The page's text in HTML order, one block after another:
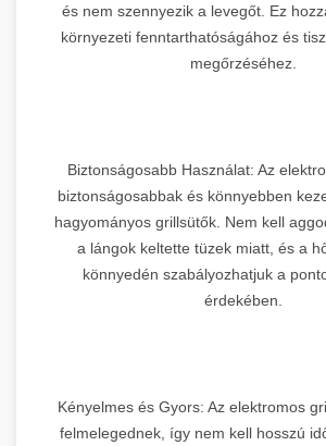
és nem szennyezik a levegőt. Ez
környezeti fenntarthatóságához és
megőrzéséhez.
Biztonságosabb Használat: Az
biztonságosabbak és könnyebben
hagyományos grillsütők. Nem kell
a lángok keltette tüzek miatt, és a
könnyedén szabályozhatjuk a
érdekében.
Kényelmes és Gyors: Az elektromos
felmelegednek, így nem kell hosszú